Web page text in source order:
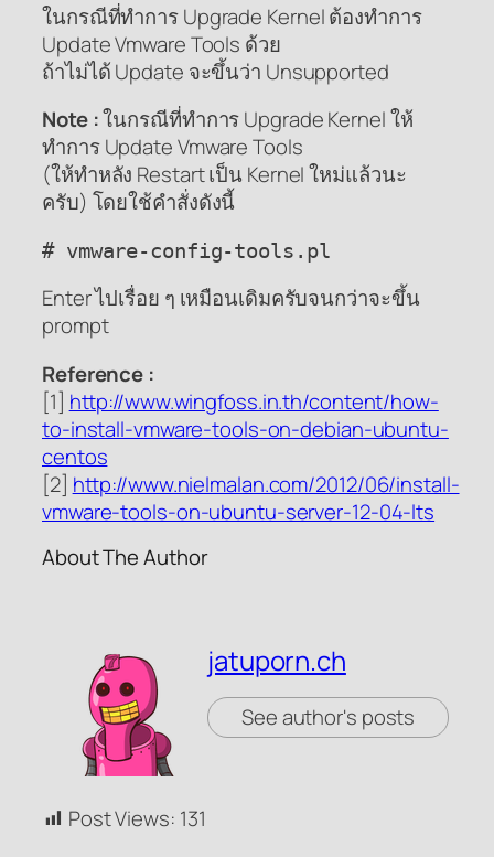
ในกรณีที่ทำการ Upgrade Kernel ต้องทำการ
Update Vmware Tools ด้วย
ถ้าไม่ได้ Update จะขึ้นว่า Unsupported
Note :ในกรณีที่ทำการ Upgrade Kernel ให้
ทำการ Update Vmware Tools
(ให้ทำหลัง Restart เป็น Kernel ใหม่แล้วนะ
ครับ) โดยใช้คำสั่งดังนี้
# vmware-config-tools.pl
Enter ไปเรื่อย ๆ เหมือนเดิมครับจนกว่าจะขึ้น
prompt
Reference :
[1] http://www.wingfoss.in.th/content/how-
to-install-vmware-tools-on-debian-ubuntu-
centos
[2] http://www.nielmalan.com/2012/06/install-
vmware-tools-on-ubuntu-server-12-04-lts
About The Author
jatuporn.ch
See author's posts
Post Views: 131